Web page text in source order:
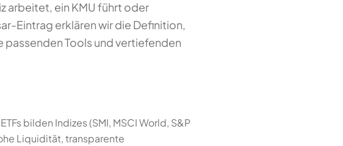
arbeitet, ein KMU führt oder
Eintrag erklären wir die Definition,
Tools und vertiefenden
bilden Indizes (SMI, MSCI World, S&P
Liquidität, transparente